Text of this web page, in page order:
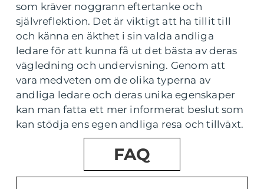
som kräver noggrann eftertanke och
självreflektion. Det är viktigt att ha tillit till
och känna en äkthet i sin valda andliga
ledare för att kunna få ut det bästa av deras
vägledning och undervisning. Genom att
vara medveten om de olika typerna av
andliga ledare och deras unika egenskaper
kan man fatta ett mer informerat beslut som
kan stödja ens egen andliga resa och tillväxt.
FAQ